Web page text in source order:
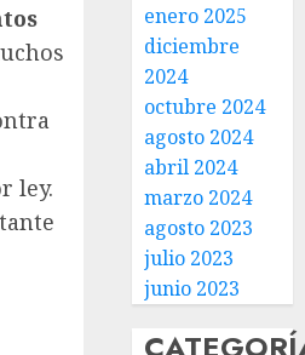
ley.
enero 2025
diciembre
2024
octubre 2024
agosto 2024
abril 2024
marzo 2024
agosto 2023
julio 2023
junio 2023